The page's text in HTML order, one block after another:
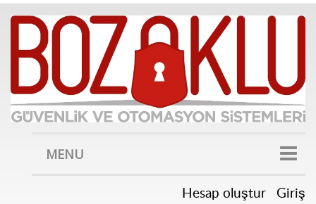
MENU
Hesap oluştur Giriş